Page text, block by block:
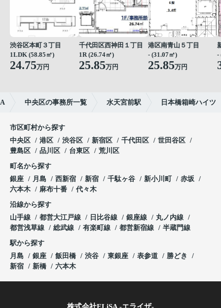
渋谷区本町３丁目
1LDK (58.85㎡)
24.75万円
千代田区西神田１丁目
1R (26.74㎡)
25.85万円
港区南青山５丁目
- (31.07㎡)
25.85万円
-
中央区の事務所一覧 水天宮前駅 日本橋箱崎ハイツ
市区町村から探す
中央区
港区 渋谷区 新宿区 千代田区
世田谷区
豊島区
品川区 台東区 荒川区
町名から探す
銀座
月島 西新宿 新宿 千駄ヶ谷 新小川町
赤坂
六本木
麻布十番 代々木
沿線から探す
山手線
都営大江戸線 日比谷線 銀座線
丸ノ内線
都営浅草線
総武線 有楽町線 都営新宿線 半蔵門線
駅から探す
月島
銀座 飯田橋 渋谷 東銀座 表参道
勝どき
新宿
新橋 六本木